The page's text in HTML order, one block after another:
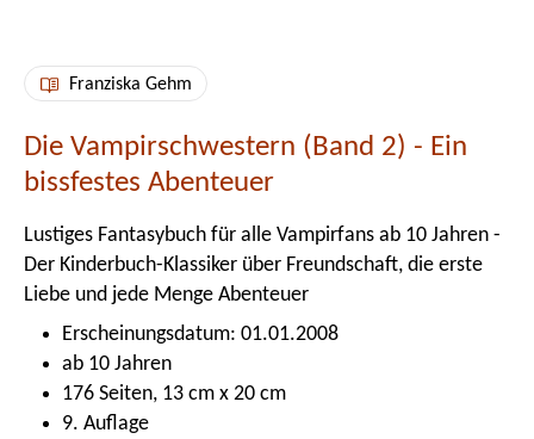
Franziska Gehm
Die Vampirschwestern (Band 2) - Ein
bissfestes Abenteuer
Lustiges Fantasybuch für alle Vampirfans ab 10 Jahren -
Der Kinderbuch-Klassiker über Freundschaft, die erste
Liebe und jede Menge Abenteuer
Erscheinungsdatum: 01.01.2008
ab 10 Jahren
176 Seiten, 13 cm x 20 cm
9. Auflage